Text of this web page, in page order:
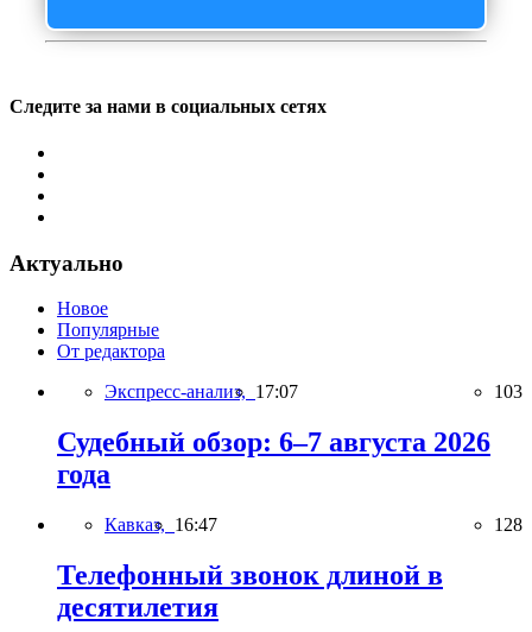
Следите за нами в социальных сетях
Актуально
Новое
Популярные
От редактора
Экспресс-анализ, 17:07 103
Судебный обзор: 6–7 августа 2026
года
Кавказ, 16:47 128
Телефонный звонок длиной в
десятилетия